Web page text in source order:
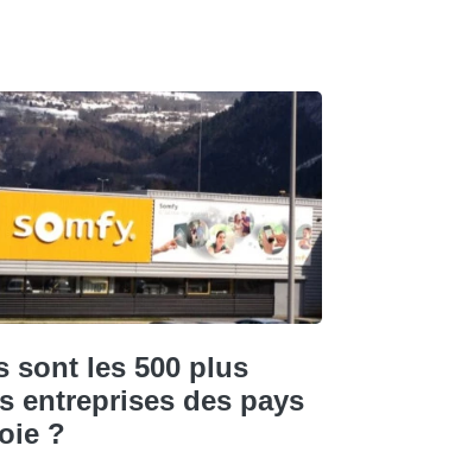
sont les 500 plus
entreprises des pays
?